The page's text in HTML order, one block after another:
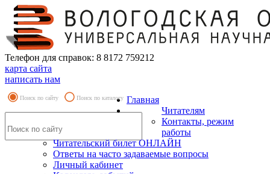
Телефон для справок: 8 8172 759212
карта сайта
написать нам
Поиск по сайту Поиск по каталогу Главная
Читателям
Контакты, режим
работы
Читательский билет ОНЛАЙН
Ответы на часто задаваемые вопросы
Личный кабинет